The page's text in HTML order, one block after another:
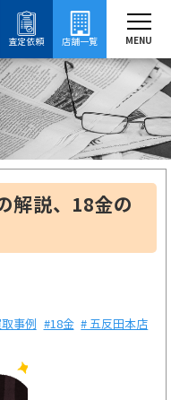
査定依頼
店舗一覧 MENU
買取 18金の買取事例
解説、18金の
事例
#18金 # 五反田本店